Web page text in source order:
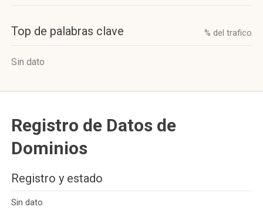
Top de palabras clave % del trafico
Sin dato
Registro de Datos de
Dominios
Registro y estado
Sin dato